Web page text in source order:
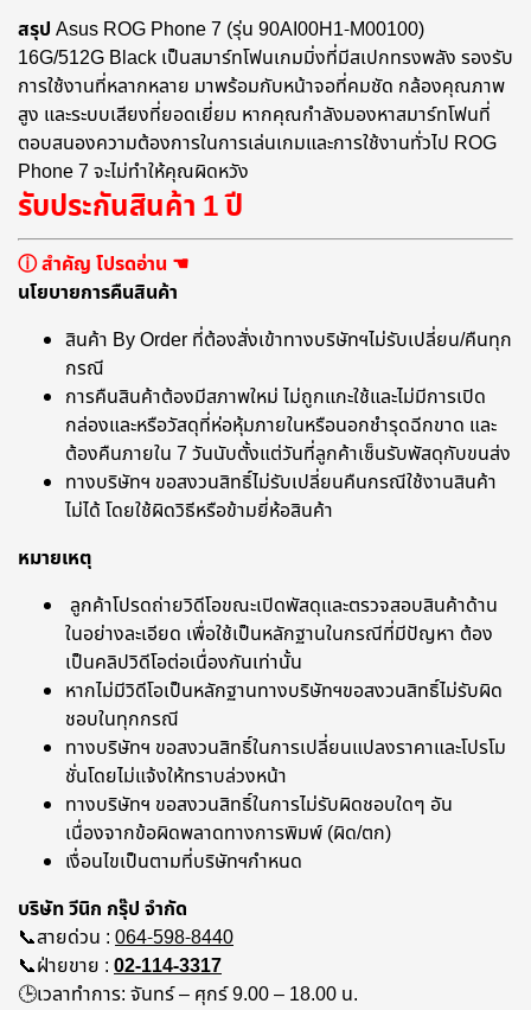
สรุป Asus ROG Phone 7 (รุ่น 90AI00H1-M00100)
16G/512G Black เป็นสมาร์ทโฟนเกมมิ่งที่มีสเปกทรงพลัง รองรับ
การใช้งานที่หลากหลาย มาพร้อมกับหน้าจอที่คมชัด กล้องคุณภาพ
สูง และระบบเสียงที่ยอดเยี่ยม หากคุณกำลังมองหาสมาร์ทโฟนที่
ตอบสนองความต้องการในการเล่นเกมและการใช้งานทั่วไป ROG
Phone 7 จะไม่ทำให้คุณผิดหวัง
รับประกันสินค้า 1 ปี
ⓘ สำคัญ โปรดอ่าน ☚
นโยบายการคืนสินค้า
สินค้า By Order ที่ต้องสั่งเข้าทางบริษัทฯไม่รับเปลี่ยน/คืนทุก
กรณี
การคืนสินค้าต้องมีสภาพใหม่ ไม่ถูกแกะใช้และไม่มีการเปิด
กล่องและหรือวัสดุที่ห่อหุ้มภายในหรือนอกชำรุดฉีกขาด และ
ต้องคืนภายใน 7 วันนับตั้งแต่วันที่ลูกค้าเซ็นรับพัสดุกับขนส่ง
ทางบริษัทฯ ขอสงวนสิทธิ์ไม่รับเปลี่ยนคืนกรณีใช้งานสินค้า
ไม่ได้ โดยใช้ผิดวิธีหรือข้ามยี่ห้อสินค้า
หมายเหตุ
ลูกค้าโปรดถ่ายวิดีโอขณะเปิดพัสดุและตรวจสอบสินค้าด้าน
ในอย่างละเอียด เพื่อใช้เป็นหลักฐานในกรณีที่มีปัญหา ต้อง
เป็นคลิปวิดีโอต่อเนื่องกันเท่านั้น
หากไม่มีวิดีโอเป็นหลักฐานทางบริษัทฯขอสงวนสิทธิ์ไม่รับผิด
ชอบในทุกกรณี
ทางบริษัทฯ ขอสงวนสิทธิ์ในการเปลี่ยนแปลงราคาและโปรโม
ชั่นโดยไม่แจ้งให้ทราบล่วงหน้า
ทางบริษัทฯ ขอสงวนสิทธิ์ในการไม่รับผิดชอบใดๆ อัน
เนื่องจากข้อผิดพลาดทางการพิมพ์ (ผิด/ตก)
เงื่อนไขเป็นตามที่บริษัทฯกำหนด
บริษัท วีนิก กรุ๊ป จำกัด
📞สายด่วน : 064-598-8440
📞ฝ่ายขาย : 02-114-3317
🕒เวลาทำการ: จันทร์ – ศุกร์ 9.00 – 18.00 น.